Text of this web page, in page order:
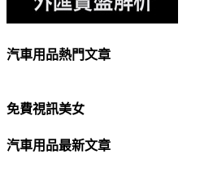
汽車用品熱門文章
免費視訊美女
汽車用品最新文章